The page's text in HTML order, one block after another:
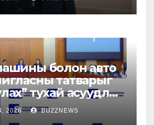
болон авто
татварыг
тухай асуудлыг
чуулганаар
2026 BUZZNEWS